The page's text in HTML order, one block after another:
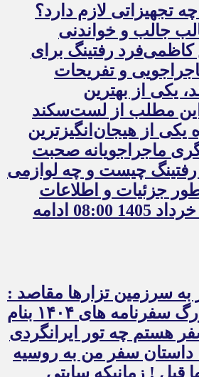
تجهیزاتی لازم دارد؟
جالب و خواندنی
رفتینگ برای
و تفریحات
یکی از بهترین
مطلب از لست‌سکند
یکی از هیجان‌انگیزترین
ماجراجویانه صحبت
رفتینگ چیست و چه لوازمی
جزئیات و اطلاعات
بیشتری 0 4.8 24 خرداد 1405 08:00 ادامه
به سرزمین تزارها مقاصد :
مسکوسن پترزبورگ سفرنامه های ۱۴۰۴ بنام
هستم چه تور ایرانگردی
داستان سفر من به روسیه
قبل ! زمانیکه سایتی